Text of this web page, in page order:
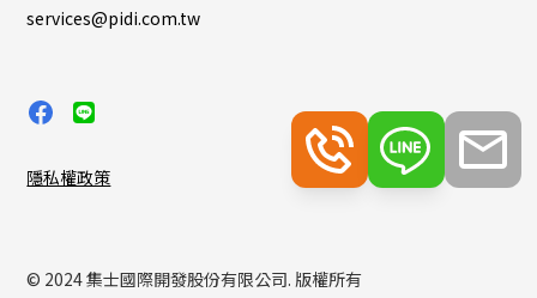
services@pidi.com.tw
© 2024 集士國際開發股份有限公司. 版權所有
隱私權政策